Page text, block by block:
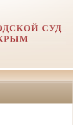
СУД